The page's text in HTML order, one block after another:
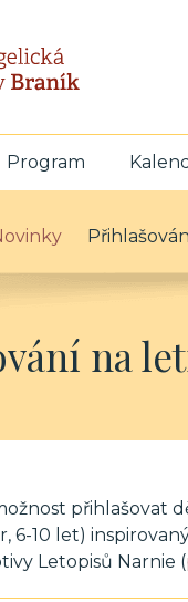
Program
na
přihlašovat
6-10 let)
Letopisů Narnie (